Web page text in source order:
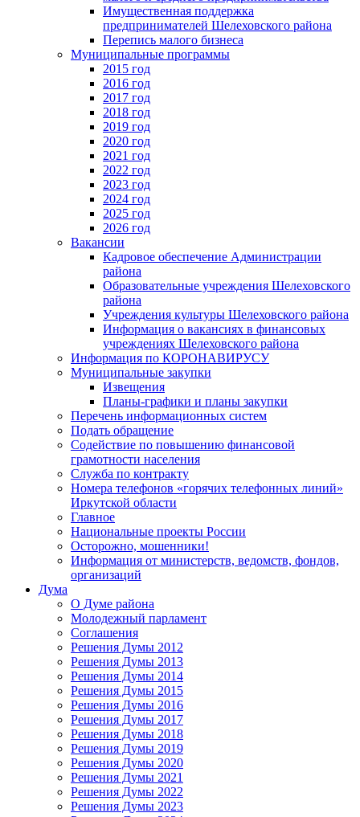
Имущественная поддержка
предпринимателей Шелеховского района
Перепись малого бизнеса
Муниципальные программы
2015 год
2016 год
2017 год
2018 год
2019 год
2020 год
2021 год
2022 год
2023 год
2024 год
2025 год
2026 год
Вакансии
Кадровое обеспечение Администрации
района
Образовательные учреждения Шелеховского
района
Учреждения культуры Шелеховского района
Информация о вакансиях в финансовых
учреждениях Шелеховского района
Информация по КОРОНАВИРУСУ
Муниципальные закупки
Извещения
Планы-графики и планы закупки
Перечень информационных систем
Подать обращение
Содействие по повышению финансовой
грамотности населения
Служба по контракту
Номера телефонов «горячих телефонных линий»
Иркутской области
Главное
Национальные проекты России
Осторожно, мошенники!
Информация от министерств, ведомств, фондов,
организаций
Дума
О Думе района
Молодежный парламент
Соглашения
Решения Думы 2012
Решения Думы 2013
Решения Думы 2014
Решения Думы 2015
Решения Думы 2016
Решения Думы 2017
Решения Думы 2018
Решения Думы 2019
Решения Думы 2020
Решения Думы 2021
Решения Думы 2022
Решения Думы 2023